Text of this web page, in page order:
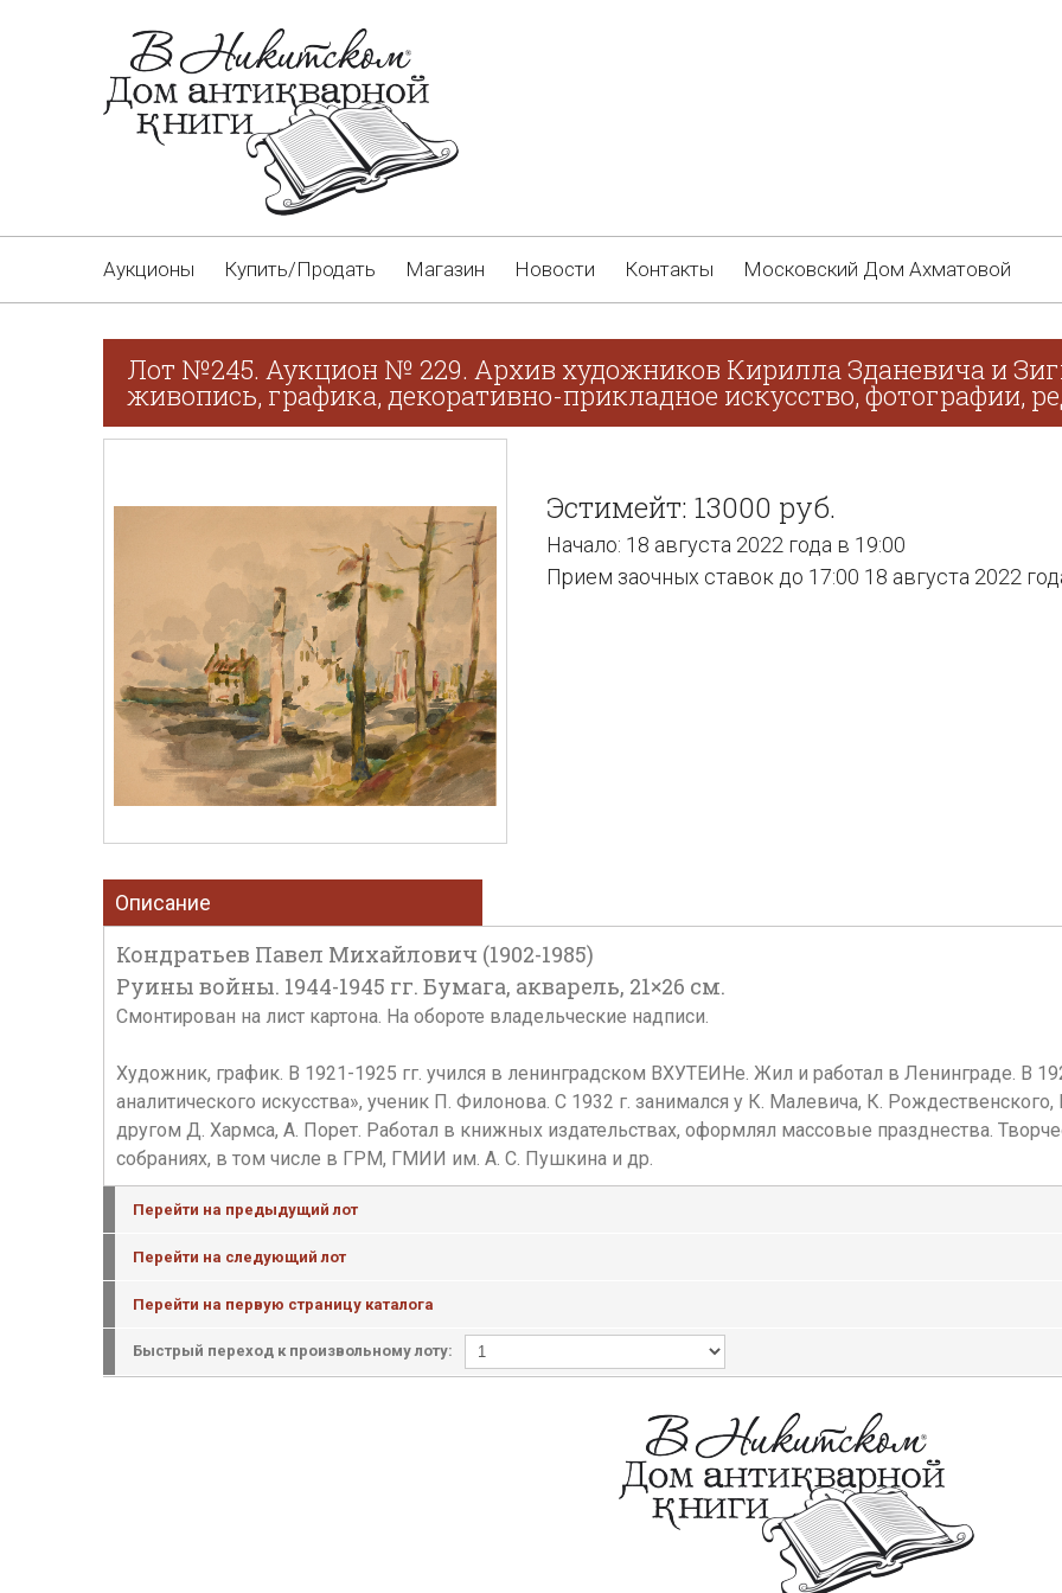
Аукционы Купить/Продать Магазин Новости Контакты Московский Дом Ахматовой
Лот №245. Аукцион № 229. Архив художников Кирилла Зданевича и
живопись, графика, декоративно-прикладное искусство, фотографии,
Эстимейт: 13000 руб.
Начало: 18 августа 2022 года в 19:00
Прием заочных ставок до 17:00 18 августа 2022
Описание
Кондратьев Павел Михайлович (1902-1985)
Руины войны. 1944-1945 гг. Бумага, акварель, 21×26 см.
Смонтирован на лист картона. На обороте владельческие надписи.
Художник, график. В 1921-1925 гг. учился в ленинградском ВХУТЕИНе. Жил и работал в Ленинграде. В
аналитического искусства», ученик П. Филонова. С 1932 г. занимался у К. Малевича, К.
другом Д. Хармса, А. Порет. Работал в книжных издательствах, оформлял массовые празднества.
собраниях, в том числе в ГРМ, ГМИИ им. А. С. Пушкина и др.
Перейти на предыдущий лот
Перейти на следующий лот
Перейти на первую страницу каталога
Быстрый переход к произвольному лоту: